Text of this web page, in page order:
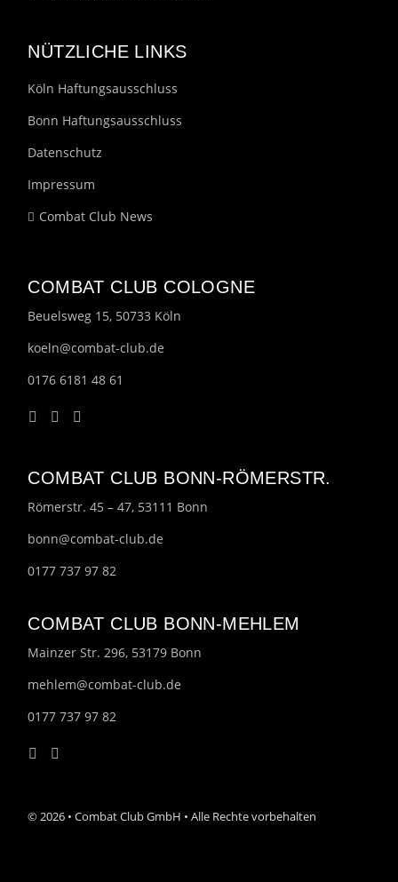
NÜTZLICHE LINKS
Köln Haftungsausschluss
Bonn Haftungsausschluss
Datenschutz
Impressum
Combat Club News
COMBAT CLUB COLOGNE
Beuelsweg 15, 50733 Köln
koeln@combat-club.de
0176 6181 48 61
COMBAT CLUB BONN-RÖMERSTR.
Römerstr. 45 – 47, 53111 Bonn
bonn@combat-club.de
0177 737 97 82
COMBAT CLUB BONN-MEHLEM
Mainzer Str. 296, 53179 Bonn
mehlem@combat-club.de
0177 737 97 82
© 2026 • Combat Club GmbH • Alle Rechte vorbehalten